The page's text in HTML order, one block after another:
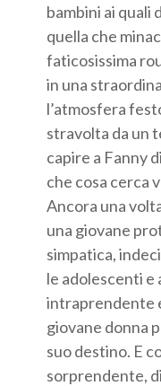
bambini ai quali
quella che
faticosissima
in una
l’atmosfera
stravolta da un
capire a Fanny
che cosa cerca
Ancora una
una giovane
simpatica,
le adolescenti e
intraprendente
giovane donna
suo destino. E
sorprendente,